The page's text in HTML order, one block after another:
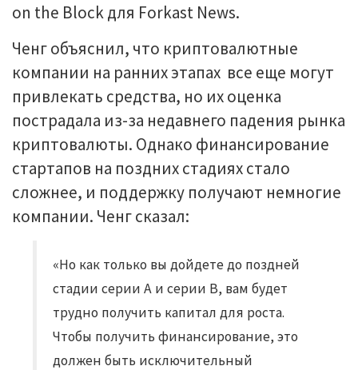
on the Block для Forkast News.
Ченг объяснил, что криптовалютные
компании на ранних этапах все еще могут
привлекать средства, но их оценка
пострадала из-за недавнего падения рынка
криптовалюты. Однако финансирование
стартапов на поздних стадиях стало
сложнее, и поддержку получают немногие
компании. Ченг сказал:
«Но как только вы дойдете до поздней
стадии серии A и серии B, вам будет
трудно получить капитал для роста.
Чтобы получить финансирование, это
должен быть исключительный